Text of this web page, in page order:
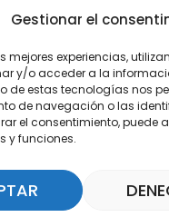
Gestionar el
mejores experiencias,
y/o acceder a la
de estas tecnologías nos
de navegación o las
el consentimiento, puede
y funciones.